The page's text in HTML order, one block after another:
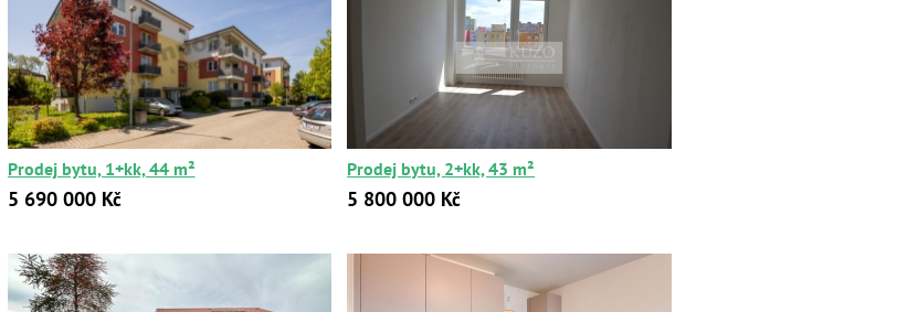
Prodej bytu, 1+kk, 44 m²
5 690 000 Kč
Prodej bytu, 2+kk, 43 m²
5 800 000 Kč